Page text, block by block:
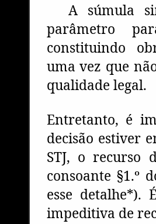
A súmula
parâmetro
constituindo
uma vez que
qualidade legal.
Entretanto, é
decisão estiver
STJ, o recurso
consoante §1.º
esse detalhe*).
impeditiva de